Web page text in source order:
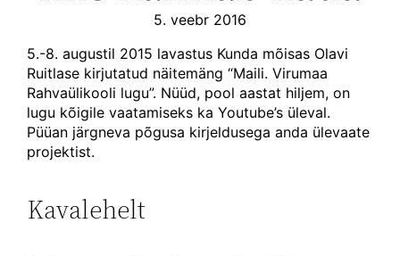
5. veebr 2016
5.-8. augustil 2015 lavastus Kunda mõisas Olavi
Ruitlase kirjutatud näitemäng “Maili. Virumaa
Rahvaülikooli lugu”. Nüüd, pool aastat hiljem, on
lugu kõigile vaatamiseks ka Youtube’s üleval.
Püüan järgneva põgusa kirjeldusega anda ülevaate
projektist.
Kavalehelt